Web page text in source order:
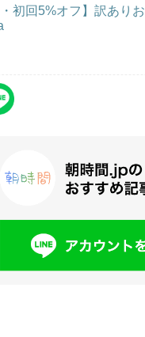
・初回5%オフ】訳あり